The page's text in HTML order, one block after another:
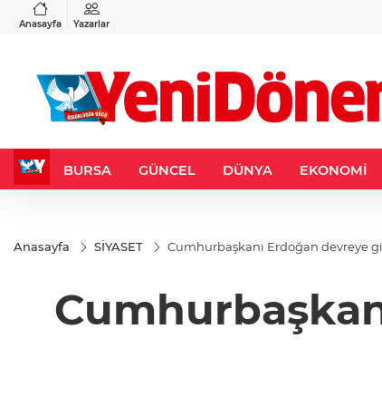
Anasayfa Yazarlar
%-0,22
BURSA GÜNCEL DÜNYA EKONOMİ
Anasayfa SİYASET Cumhurbaşkanı Erdoğan devreye